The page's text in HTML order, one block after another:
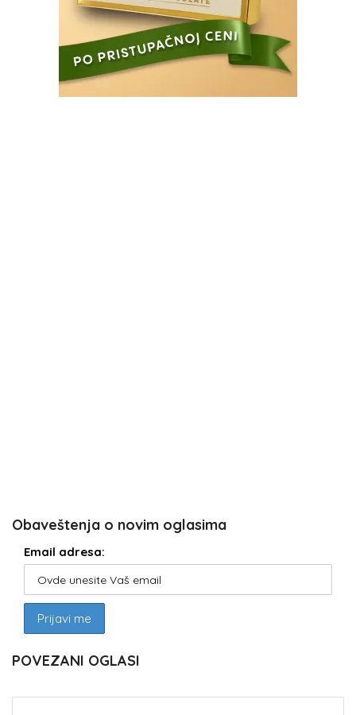
Obaveštenja o novim oglasima
Email adresa:
POVEZANI OGLASI